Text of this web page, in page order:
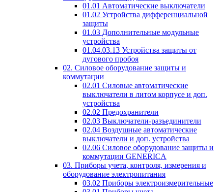
01.01 Автоматические выключатели
01.02 Устройства дифференциальной
защиты
01.03 Дополнительные модульные
устройства
01.04.03.13 Устройства защиты от
дугового пробоя
02. Силовое оборудование защиты и
коммутации
02.01 Силовые автоматические
выключатели в литом корпусе и доп.
устройства
02.02 Предохранители
02.03 Выключатели-разъединители
02.04 Воздушные автоматические
выключатели и доп. устройства
02.06 Силовое оборудование защиты и
коммутации GENERICA
03. Приборы учета, контроля, измерения и
оборудование электропитания
03.02 Приборы электроизмерительные